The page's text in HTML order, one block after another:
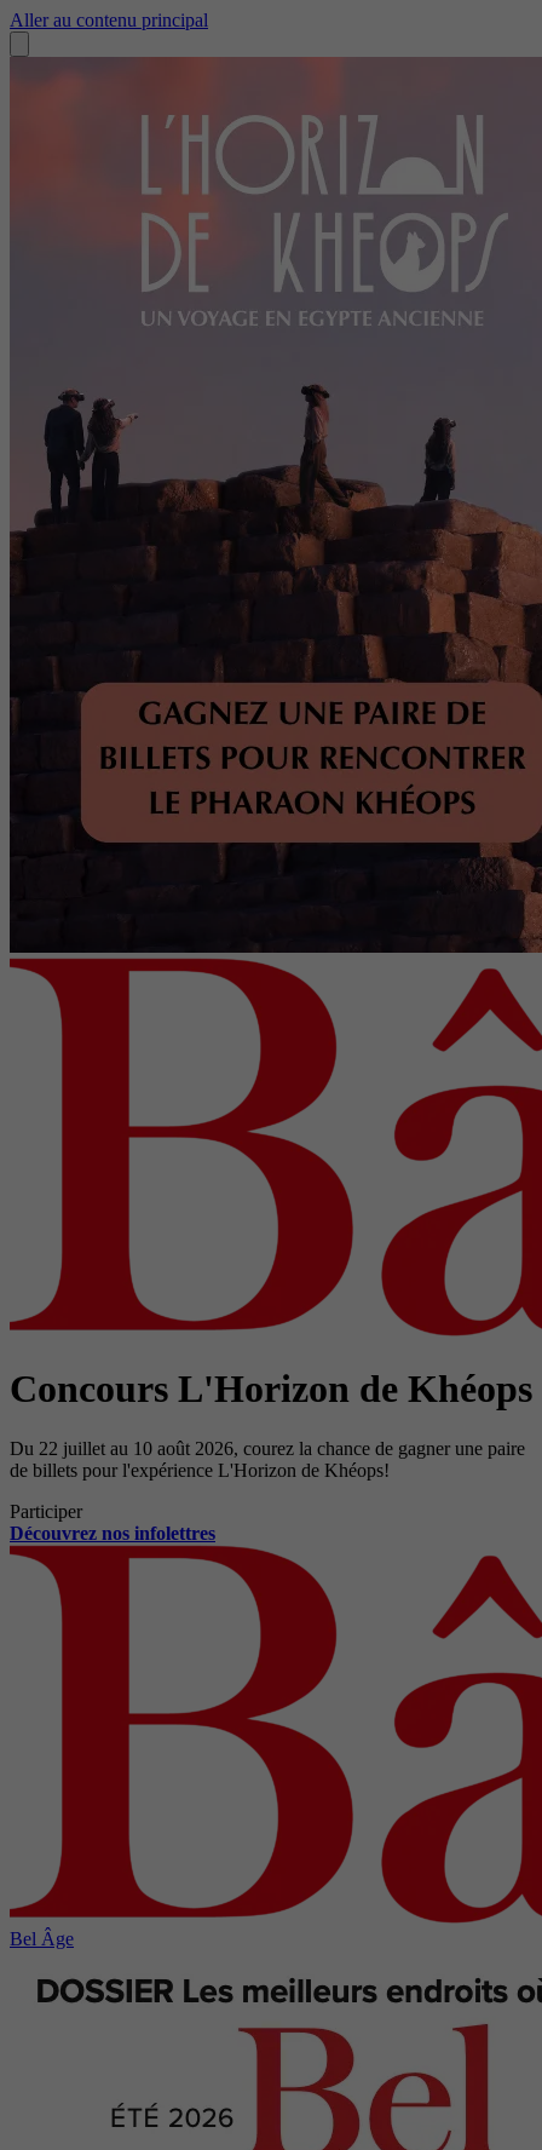
Aller au contenu principal
Concours L'Horizon de Khéops
Du 22 juillet au 10 août 2026, courez la chance de gagner une paire
de billets pour l'expérience L'Horizon de Khéops!
Participer
Découvrez nos infolettres
Bel Âge